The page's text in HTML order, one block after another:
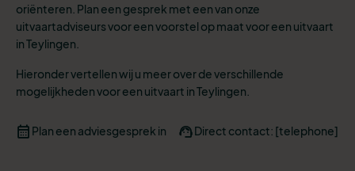
oriënteren. Plan een gesprek met een van onze
uitvaartadviseurs voor een voorstel op maat voor een uitvaart
in Teylingen.
Hieronder vertellen wij u meer over de verschillende
mogelijkheden voor een uitvaart in Teylingen.
Plan een adviesgesprek in Direct contact: [telephone]